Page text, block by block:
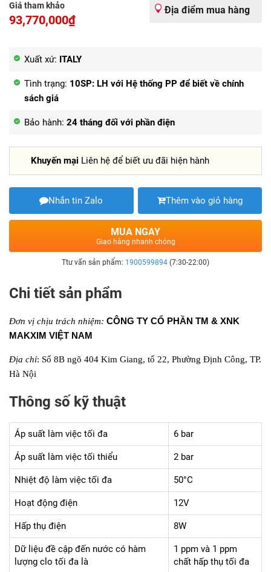
Giá tham khảo
93,770,000₫
Địa điểm mua hàng
Xuất xứ: ITALY
Tình trạng: 10SP: LH với Hệ thống PP để biết về chính
sách giá
Bảo hành: 24 tháng đối với phần điện
Khuyến mại Liên hệ để biết ưu đãi hiện hành
Nhắn tin Zalo Thêm vào giỏ hàng
MUA NGAY
Giao hàng nhanh chóng
Ttư vấn sản phẩm: 1900599894 (7:30-22:00)
Chi tiết sản phẩm
Đơn vị chịu trách nhiệm: CÔNG TY CỔ PHẦN TM & XNK
MAKXIM VIỆT NAM
Địa chỉ: Số 8B ngõ 404 Kim Giang, tổ 22, Phường Định Công, TP.
Hà Nội
Thông số kỹ thuật
Áp suất làm việc tối đa 6 bar
Áp suất làm việc tối thiểu 2 bar
Nhiệt độ làm việc tối đa 50°C
Hoạt động điện 12V
Hấp thụ điện 8W
Dữ liệu đề cập đến nước có hàm
lượng clo tối đa là
1 ppm và 1 ppm
chất hấp thụ tối đa